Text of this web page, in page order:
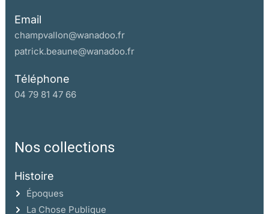
Email
champvallon@wanadoo.fr
patrick.beaune@wanadoo.fr
Téléphone
04 79 81 47 66
Nos collections
Histoire
Époques
La Chose Publique